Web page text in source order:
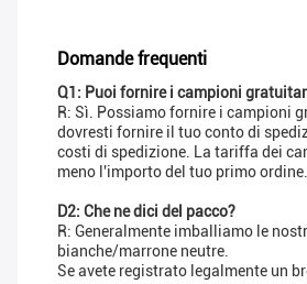
Domande frequenti
Q1: Puoi fornire i campioni
R: Sì. Possiamo fornire i campioni
dovresti fornire il tuo conto di
costi di spedizione. La tariffa dei
meno l'importo del tuo primo ordine.
D2: Che ne dici del pacco?
R: Generalmente imballiamo le
bianche/marrone neutre.
Se avete registrato legalmente un